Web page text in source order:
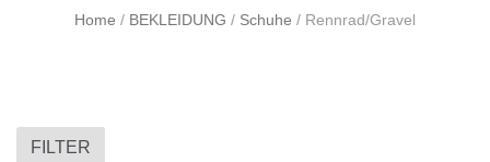
Home / BEKLEIDUNG / Schuhe / Rennrad/Gravel
FILTER